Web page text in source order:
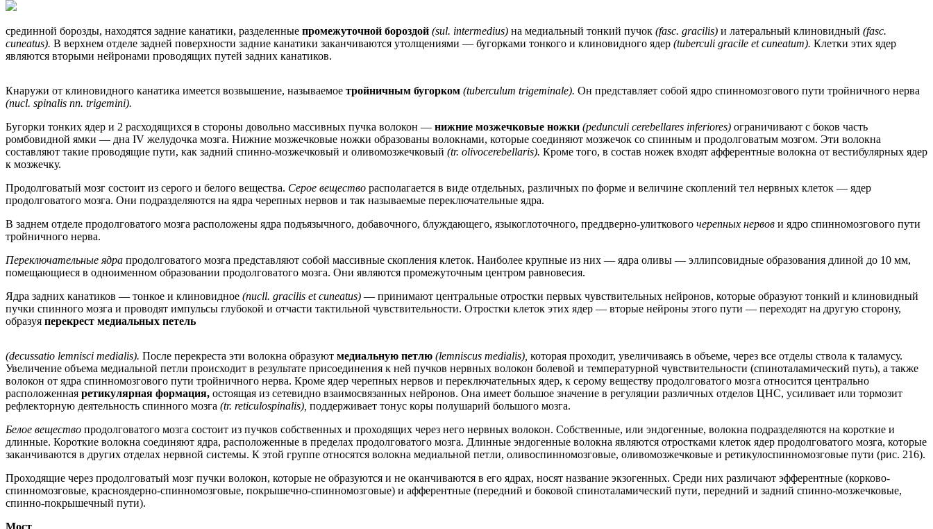
срединной борозды, находятся задние канатики, разделенные промежуточной бороздой (sul. intermedius) на медиальный тонкий пучок (fasc. gracilis) и латеральный клиновидный (fasc.
cuneatus). В верхнем отделе задней поверхности задние канатики заканчиваются утолщениями — бугорками тонкого и клиновидного ядер (tuberculi gracile et cuneatum). Клетки этих ядер
являются вторыми нейронами проводящих путей задних канатиков.
Кнаружи от клиновидного канатика имеется возвышение, называемое тройничным бугорком (tuberculum trigeminale). Он представляет собой ядро спинномозгового пути тройничного нерва
(nucl. spinalis nn. trigemini).
Бугорки тонких ядер и 2 расходящихся в стороны довольно массивных пучка волокон — нижние мозжечковые ножки (pedunculi cerebellares inferiores) ограничивают с боков часть
ромбовидной ямки — дна IV желудочка мозга. Нижние мозжечковые ножки образованы волокнами, которые соединяют мозжечок со спинным и продолговатым мозгом. Эти волокна
составляют такие проводящие пути, как задний спинно-мозжечковый и оливомозжечковый (tr. olivocerebellaris). Кроме того, в состав ножек входят афферентные волокна от вестибулярных ядер
к мозжечку.
Продолговатый мозг состоит из серого и белого вещества. Серое вещество располагается в виде отдельных, различных по форме и величине скоплений тел нервных клеток — ядер
продолговатого мозга. Они подразделяются на ядра черепных нервов и так называемые переключательные ядра.
В заднем отделе продолговатого мозга расположены ядра подъязычного, добавочного, блуждающего, языкоглоточного, преддверно-улиткового черепных нервов и ядро спинномозгового пути
тройничного нерва.
Переключательные ядра продолговатого мозга представляют собой массивные скопления клеток. Наиболее крупные из них — ядра оливы — эллипсовидные образования длиной до 10 мм,
помещающиеся в одноименном образовании продолговатого мозга. Они являются промежуточным центром равновесия.
Ядра задних канатиков — тонкое и клиновидное (nucll. gracilis et cuneatus) — принимают центральные отростки первых чувствительных нейронов, которые образуют тонкий и клиновидный
пучки спинного мозга и проводят импульсы глубокой и отчасти тактильной чувствительности. Отростки клеток этих ядер — вторые нейроны этого пути — переходят на другую сторону,
образуя перекрест медиальных петель
(decussatio lemnisci medialis). После перекреста эти волокна образуют медиальную петлю (lemniscus medialis), которая проходит, увеличиваясь в объеме, через все отделы ствола к таламусу.
Увеличение объема медиальной петли происходит в результате присоединения к ней пучков нервных волокон болевой и температурной чувствительности (спиноталамический путь), а также
волокон от ядра спинномозгового пути тройничного нерва. Кроме ядер черепных нервов и переключательных ядер, к серому веществу продолговатого мозга относится центрально
расположенная ретикулярная формация, остоящая из сетевидно взаимосвязанных нейронов. Она имеет большое значение в регуляции различных отделов ЦНС, усиливает или тормозит
рефлекторную деятельность спинного мозга (tr. reticulospinalis), поддерживает тонус коры полушарий большого мозга.
Белое вещество продолговатого мозга состоит из пучков собственных и проходящих через него нервных волокон. Собственные, или эндогенные, волокна подразделяются на короткие и
длинные. Короткие волокна соединяют ядра, расположенные в пределах продолговатого мозга. Длинные эндогенные волокна являются отростками клеток ядер продолговатого мозга, которые
заканчиваются в других отделах нервной системы. К этой группе относятся волокна медиальной петли, оливоспинномозговые, оливомозжечковые и ретикулоспинномозговые пути (рис. 216).
Проходящие через продолговатый мозг пучки волокон, которые не образуются и не оканчиваются в его ядрах, носят название экзогенных. Среди них различают эфферентные (корково-
спинномозговые, красноядерно-спинномозговые, покрышечно-спинномозговые) и афферентные (передний и боковой спиноталамический пути, передний и задний спинно-мозжечковые,
спинно-покрышечный пути).
Мост